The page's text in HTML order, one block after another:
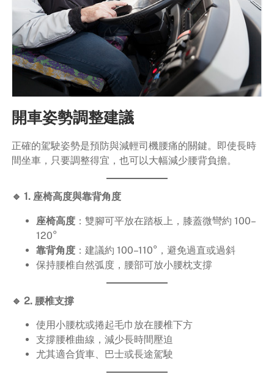
開車姿勢調整建議
正確的駕駛姿勢是預防與減輕司機腰痛的關鍵。即使長時
間坐車，只要調整得宜，也可以大幅減少腰背負擔。
🔹 1. 座椅高度與靠背角度
座椅高度：雙腳可平放在踏板上，膝蓋微彎約 100–
120°
靠背角度：建議約 100–110°，避免過直或過斜
保持腰椎自然弧度，腰部可放小腰枕支撐
🔹 2. 腰椎支撐
使用小腰枕或捲起毛巾放在腰椎下方
支撐腰椎曲線，減少長時間壓迫
尤其適合貨車、巴士或長途駕駛